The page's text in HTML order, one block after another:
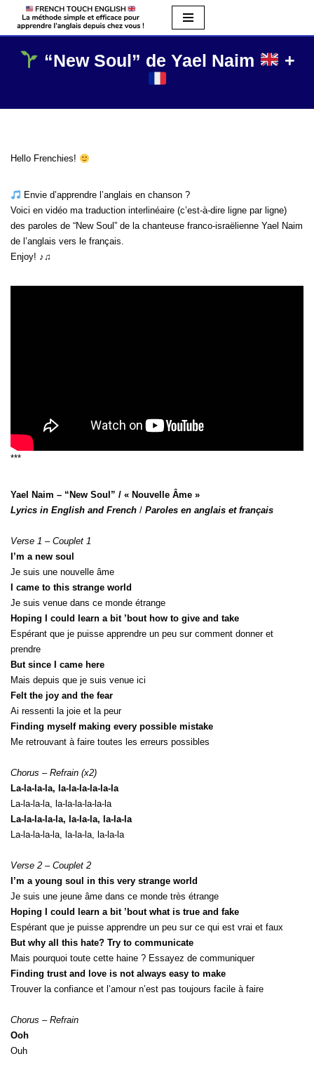
Aller
contenu
“New Soul” de Yael Naim +
Hello Frenchies!
Envie d’apprendre l’anglais en chanson ?
Voici en vidéo ma traduction interlinéaire (c’est-à-dire ligne par ligne)
des paroles de “New Soul” de la chanteuse franco-israëlienne Yael Naim
de l’anglais vers le français.
Enjoy! ♪♫
***
Yael Naim – “New Soul” / « Nouvelle Âme »
Lyrics in English and French / Paroles en anglais et français
Verse 1 – Couplet 1
I’m a new soul
Je suis une nouvelle âme
I came to this strange world
Je suis venue dans ce monde étrange
Hoping I could learn a bit ’bout how to give and take
Espérant que je puisse apprendre un peu sur comment donner et
prendre
But since I came here
Mais depuis que je suis venue ici
Felt the joy and the fear
Ai ressenti la joie et la peur
Finding myself making every possible mistake
Me retrouvant à faire toutes les erreurs possibles
Chorus – Refrain (x2)
La-la-la-la, la-la-la-la-la-la
La-la-la-la, la-la-la-la-la-la
La-la-la-la-la, la-la-la, la-la-la
La-la-la-la-la, la-la-la, la-la-la
Verse 2 – Couplet 2
I’m a young soul in this very strange world
Je suis une jeune âme dans ce monde très étrange
Hoping I could learn a bit ’bout what is true and fake
Espérant que je puisse apprendre un peu sur ce qui est vrai et faux
But why all this hate? Try to communicate
Mais pourquoi toute cette haine ? Essayez de communiquer
Finding trust and love is not always easy to make
Trouver la confiance et l’amour n’est pas toujours facile à faire
Chorus – Refrain
Ooh
Ouh